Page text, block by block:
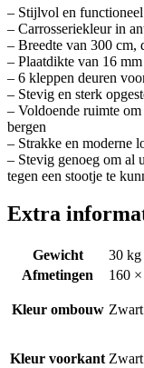
– Stijlvol en
– Carrosseriekleur in
– Breedte van 300 cm,
– Plaatdikte van 16
– 6 kleppen deuren
– Stevig en sterk
– Voldoende ruimte
bergen
– Strakke en moderne
– Stevig genoeg om al
tegen een stootje te
Extra
Gewicht
30 kg
Afmetingen
160
Kleur ombouw Zwart
Kleur voorkant Zwart